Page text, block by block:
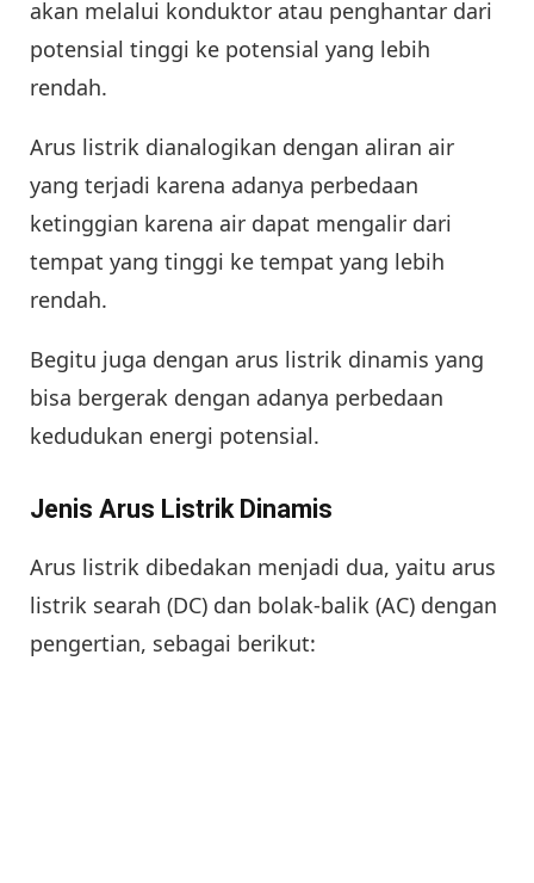
akan melalui konduktor atau penghantar dari
potensial tinggi ke potensial yang lebih
rendah.
Arus listrik dianalogikan dengan aliran air
yang terjadi karena adanya perbedaan
ketinggian karena air dapat mengalir dari
tempat yang tinggi ke tempat yang lebih
rendah.
Begitu juga dengan arus listrik dinamis yang
bisa bergerak dengan adanya perbedaan
kedudukan energi potensial.
Jenis Arus Listrik Dinamis
Arus listrik dibedakan menjadi dua, yaitu arus
listrik searah (DC) dan bolak-balik (AC) dengan
pengertian, sebagai berikut: